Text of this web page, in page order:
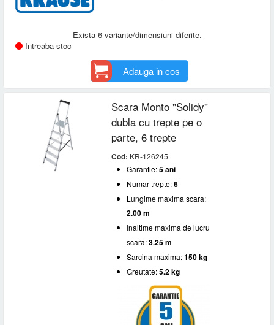
Exista 6 variante/dimensiuni diferite.
Intreaba stoc
Adauga in cos
Scara Monto "Solidy"
dubla cu trepte pe o
parte, 6 trepte
Cod: KR-126245
Garantie:5 ani
Numar trepte:6
Lungime maxima scara:
2.00 m
Inaltime maxima de lucru
scara:3.25 m
Sarcina maxima:150 kg
Greutate:5.2 kg